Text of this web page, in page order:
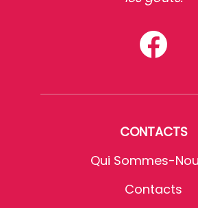
CONTACTS
Qui Sommes-
Contacts